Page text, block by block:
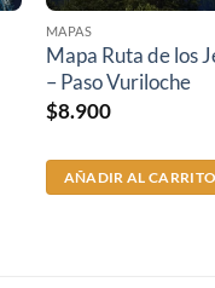
MAPAS
Mapa Ruta de los
– Paso Vuriloche
$8.900
AÑADIR AL CARRITO